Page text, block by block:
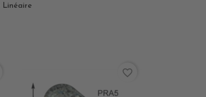
Linéaire
favorite_border